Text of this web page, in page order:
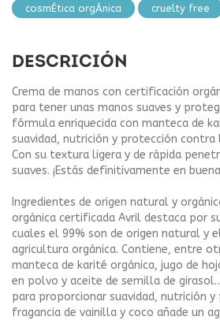
cosmÉtica orgÁnica cruelty free
DESCRICIÓN
Crema de manos con certificación
para tener unas manos suaves y
fórmula enriquecida con manteca de
suavidad, nutrición y protección contra
Con su textura ligera y de rápida
suaves. ¡Estás definitivamente en
Ingredientes de origen natural y
orgánica certificada Avril destaca por
cuales el 99% son de origen natural y
agricultura orgánica. Contiene, entre
manteca de karité orgánica, jugo de
en polvo y aceite de semilla de
para proporcionar suavidad, nutrición
fragancia de vainilla y coco añade un